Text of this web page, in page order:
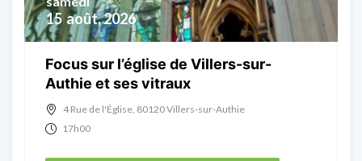
15 août, 2026
Focus sur l’église de Villers-sur-
Authie et ses vitraux
4 Rue de l'Église, 80120 Villers-sur-Authie
17h00